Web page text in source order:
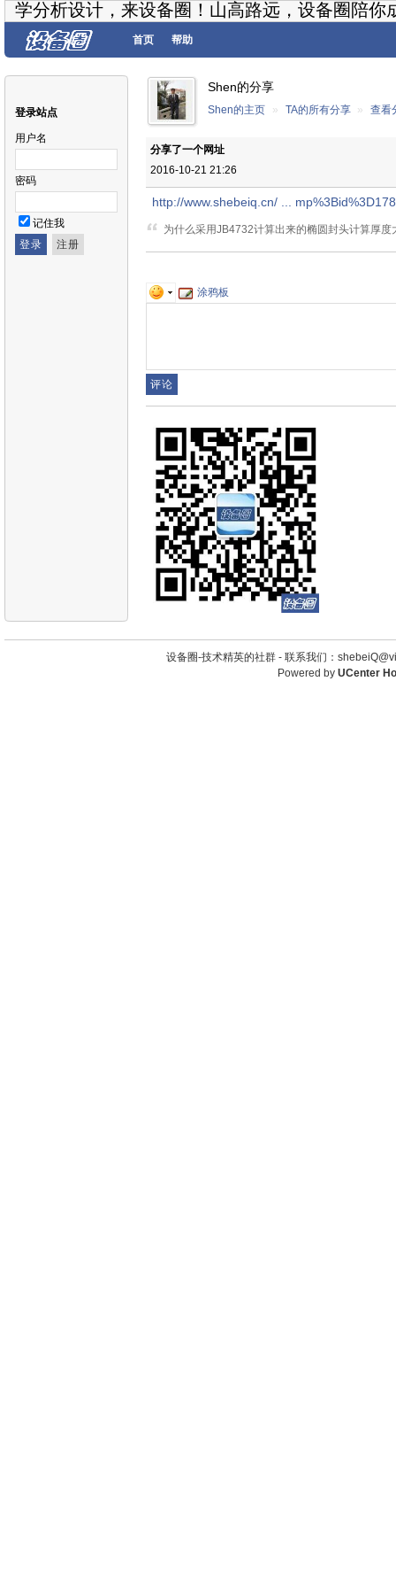
学分析设计，来设备圈！山高路远，设备圈陪你
首页 帮助
登录站点
用户名
密码
记住我
Shen的分享
Shen的主页 » TA的所有分享 » 查看
分享了一个网址
2016-10-21 21:26
http://www.shebeiq.cn/ ... mp%3Bid%3D178
为什么采用JB4732计算出来的椭圆封头计算厚
涂鸦板
设备圈-技术精英的社群 - 联系我们：
Powered by UCenter